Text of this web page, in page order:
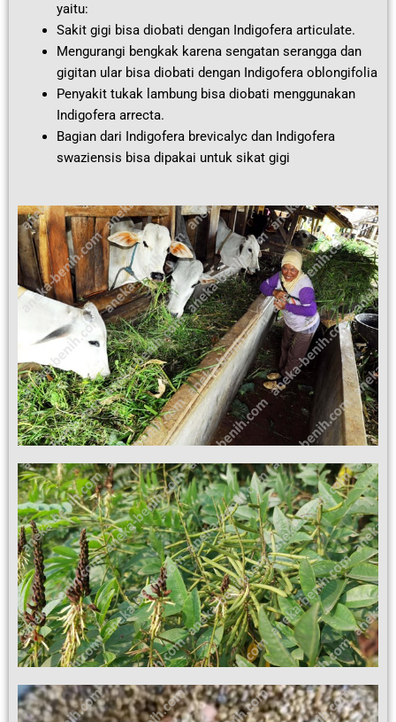
yaitu:
Sakit gigi bisa diobati dengan Indigofera articulate.
Mengurangi bengkak karena sengatan serangga dan
gigitan ular bisa diobati dengan Indigofera oblongifolia
Penyakit tukak lambung bisa diobati menggunakan
Indigofera arrecta.
Bagian dari Indigofera brevicalyc dan Indigofera
swaziensis bisa dipakai untuk sikat gigi